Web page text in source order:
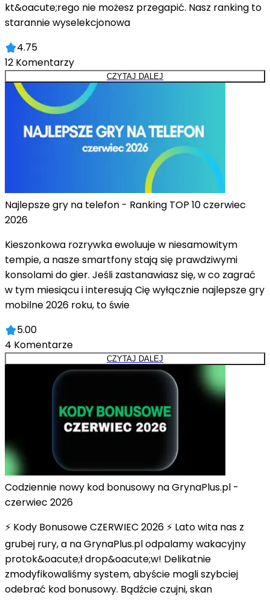
kt&oacute;rego nie możesz przegapić. Nasz ranking to
starannie wyselekcjonowa
4.75
12 Komentarzy
CZYTAJ DALEJ
Najlepsze gry na telefon - Ranking TOP 10 czerwiec
2026
Kieszonkowa rozrywka ewoluuje w niesamowitym
tempie, a nasze smartfony stają się prawdziwymi
konsolami do gier. Jeśli zastanawiasz się, w co zagrać
w tym miesiącu i interesują Cię wyłącznie najlepsze gry
mobilne 2026 roku, to świe
5.00
4 Komentarze
CZYTAJ DALEJ
Codziennie nowy kod bonusowy na GrynaPlus.pl -
czerwiec 2026
⚡ Kody Bonusowe CZERWIEC 2026 ⚡ Lato wita nas z
grubej rury, a na GrynaPlus.pl odpalamy wakacyjny
protok&oacute;ł drop&oacute;w! Delikatnie
zmodyfikowaliśmy system, abyście mogli szybciej
odebrać kod bonusowy. Bądźcie czujni, skan